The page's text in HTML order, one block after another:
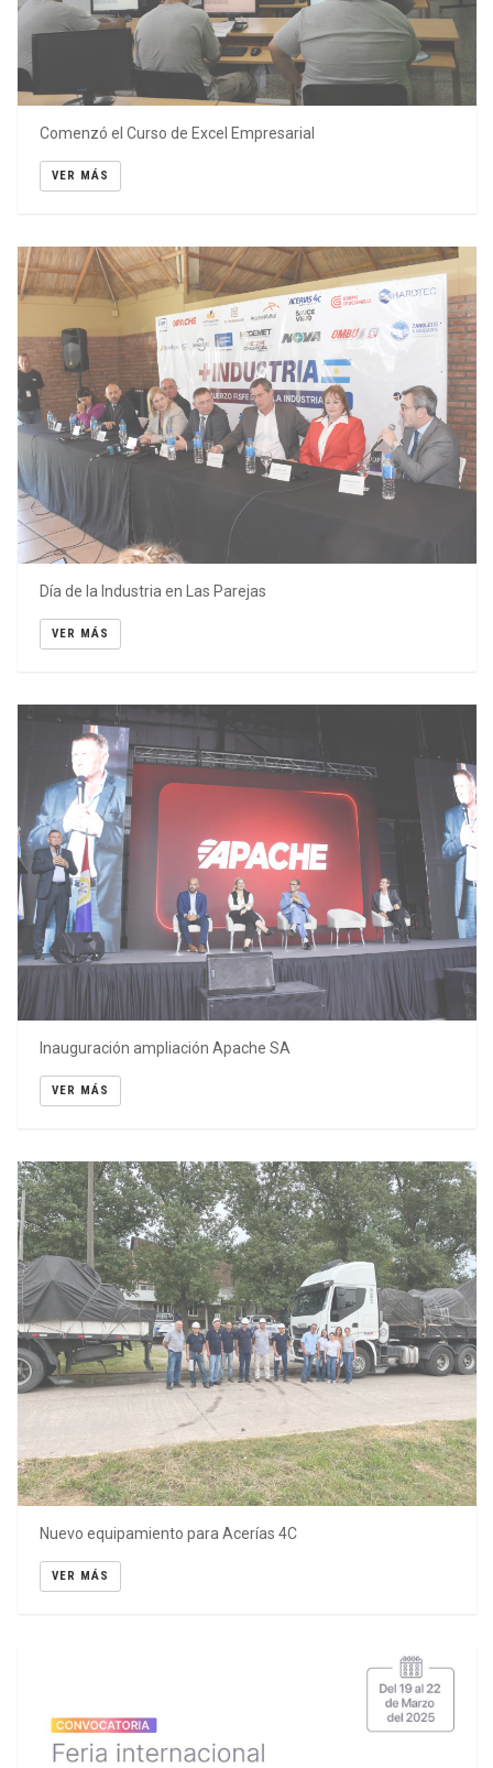
Comenzó el Curso de Excel Empresarial
VER MÁS
Día de la Industria en Las Parejas
VER MÁS
Inauguración ampliación Apache SA
VER MÁS
Nuevo equipamiento para Acerías 4C
VER MÁS